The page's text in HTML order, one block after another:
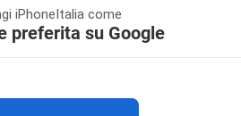
iPhoneItalia come
preferita su Google